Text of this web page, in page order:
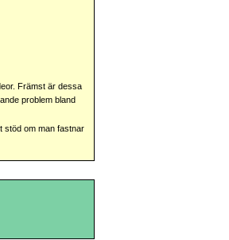
Främst är dessa
problem bland
stöd om man fastnar